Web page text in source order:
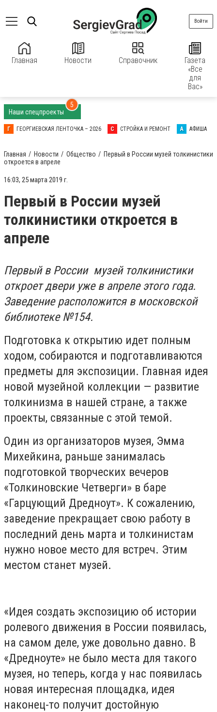
Главная Новости Справочник
Газета
«Все
для
Вас»
Войти
Наши спецпроекты
5
Г ГЕОРГИЕВСКАЯ ЛЕНТОЧКА – 2026 С СТРОЙКА И РЕМОНТ А АФИША
Главная Новости Общество
Первый в России музей толкинистики
откроется в апреле
16:03, 25 марта 2019 г.
Первый в России музей
толкинистики откроется в
апреле
Первый в России музей толкинистики
откроет двери уже в апреле этого года.
Заведение расположится в московской
библиотеке №154.
Подготовка к открытию идет полным
ходом, собираются и подготавливаются
предметы для экспозиции. Главная идея
новой музейной коллекции — развитие
толкинизма в нашей стране, а также
проекты, связанные с этой темой.
Один из организаторов музея, Эмма
Михейкина, раньше занималась
подготовкой творческих вечеров
«Толкиновские Четверги» в баре
«Гарцующий Дредноут». К сожалению,
заведение прекращает свою работу в
последний день марта и толкинистам
нужно новое место для встреч. Этим
местом станет музей.
«Идея создать экспозицию об истории
ролевого движения в России появилась,
на самом деле, уже довольно давно. В
«Дредноуте» не было места для такого
музея, но теперь, когда у нас появилась
новая интересная площадка, идея
наконец-то получит достойную